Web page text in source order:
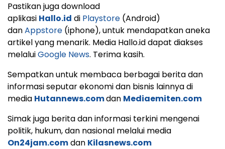
Pastikan juga download
aplikasi Hallo.id di Playstore (Android)
danAppstore (iphone), untuk mendapatkan aneka
artikel yang menarik. Media Hallo.id dapat diakses
melaluiGoogle News. Terima kasih.
Sempatkan untuk membaca berbagai berita dan
informasi seputar ekonomi dan bisnis lainnya di
media Hutannews.comdan Mediaemiten.com
Simak juga berita dan informasi terkini mengenai
politik, hukum, dan nasional melalui media
On24jam.comdan Kilasnews.com